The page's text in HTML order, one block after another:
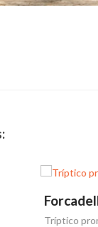
promocional